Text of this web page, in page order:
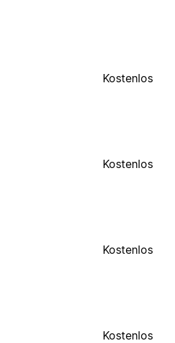
Kostenlos
Kostenlos
Kostenlos
Kostenlos